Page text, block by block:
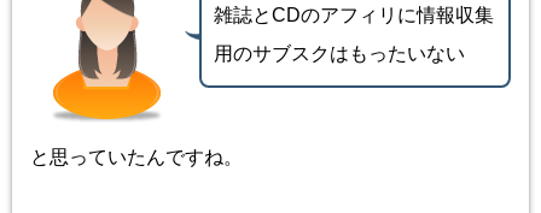
雑誌とCDのアフィリに情報収集
用のサブスクはもったいない
と思っていたんですね。